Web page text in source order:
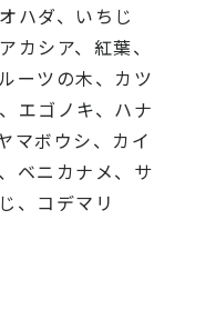
ハダ、いちじ
カシア、紅葉、
ーツの木、カツ
エゴノキ、ハナ
マボウシ、カイ
ベニカナメ、サ
、コデマリ